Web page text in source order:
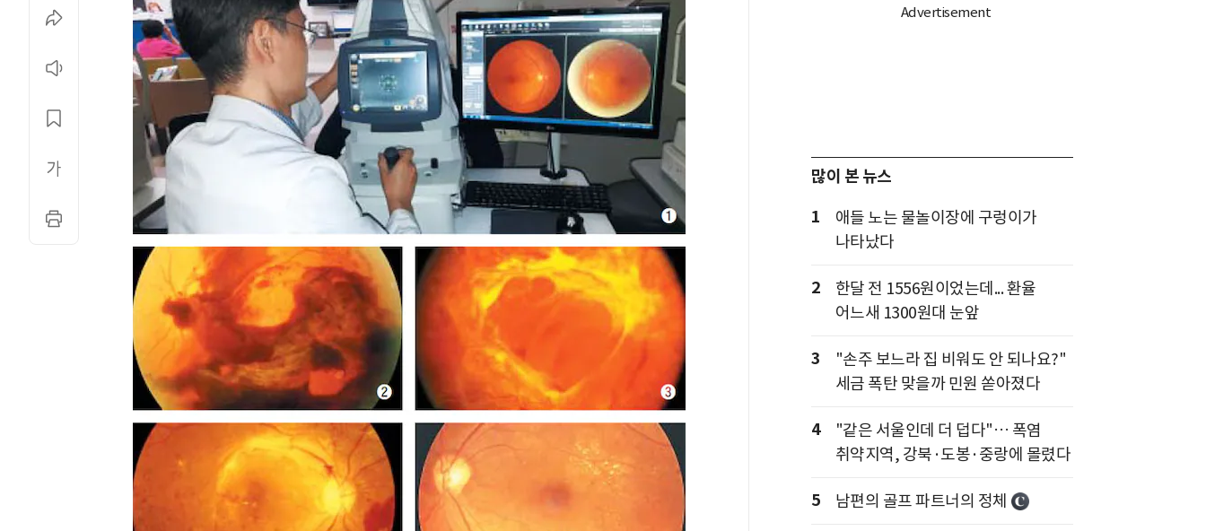
많이 본 뉴스
1
애들 노는 물놀이장에 구렁이가
나타났다
2
한달 전 1556원이었는데... 환율
어느새 1300원대 눈앞
3
"손주 보느라 집 비워도 안 되나요?"
세금 폭탄 맞을까 민원 쏟아졌다
4
"같은 서울인데 더 덥다"… 폭염
취약지역, 강북·도봉·중랑에 몰렸다
5 남편의 골프 파트너의 정체